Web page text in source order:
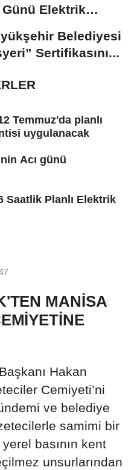
Elektrik
Belediyesi
Sertifikasını...
Temmuz'da planlı
uygulanacak
Acı günü
Saatlik Planlı Elektrik
MANİSA
Hakan
Cemiyeti’ni
ve belediye
samimi bir
basının kent
unsurlarından